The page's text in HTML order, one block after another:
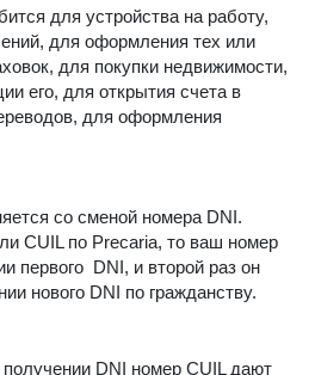
для устройства на работу,
для оформления тех или
для покупки недвижимости,
его, для открытия счета в
для оформления
со сменой номера DNI.
CUIL по Precaria, то ваш номер
первого
DNI, и второй раз он
нового DNI по гражданству.
DNI номер CUIL дают